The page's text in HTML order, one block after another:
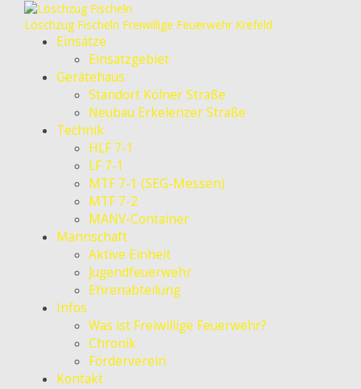
Löschzug Fischeln Freiwillige Feuerwehr Krefeld
Einsätze
Einsatzgebiet
Gerätehaus
Standort Kölner Straße
Neubau Erkelenzer Straße
Technik
HLF 7-1
LF 7-1
MTF 7-1 (SEG-Messen)
MTF 7-2
MANV-Container
Mannschaft
Aktive Einheit
Jugendfeuerwehr
Ehrenabteilung
Infos
Was ist Freiwillige Feuerwehr?
Chronik
Förderverein
Kontakt